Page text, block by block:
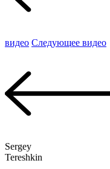
видео Следующее видео
Sergey
Tereshkin